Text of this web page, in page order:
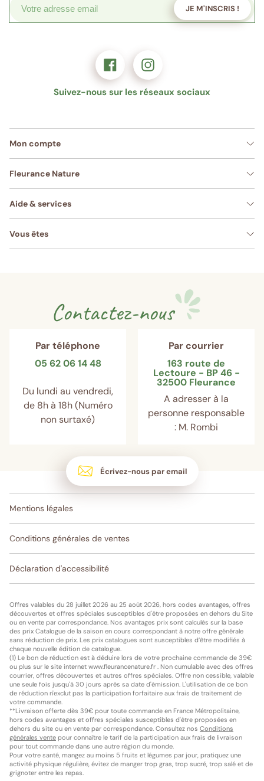
JE M'INSCRIS !
Suivez-nous sur les réseaux sociaux
Mon compte
Fleurance Nature
Aide & services
Vous êtes
Contactez-nous
Par téléphone
05 62 06 14 48
Du lundi au vendredi,
de 8h à 18h (Numéro
non surtaxé)
Par courrier
163 route de
Lectoure - BP 46 -
32500 Fleurance
A adresser à la
personne responsable
: M. Rombi
Écrivez-nous par email
Mentions légales
Conditions générales de ventes
Déclaration d'accessibilité
Offres valables du 28 juillet 2026 au 25 août 2026, hors codes avantages, offres
découvertes et offres spéciales susceptibles d'être proposées en dehors du Site
ou en vente par correspondance. Nos avantages prix sont calculés sur la base
des prix Catalogue de la saison en cours correspondant à notre offre générale
sans réduction de prix. Les prix catalogues sont susceptibles d’être modifiés à
chaque nouvelle édition de catalogue.
(1) Le bon de réduction est à déduire lors de votre prochaine commande de 39€
ou plus sur le site internet www.fleurancenature.fr . Non cumulable avec des offres
courrier, offres découvertes et autres offres spéciales. Offre non cessible, valable
une seule fois jusqu'à 30 jours après sa date d'émission. L'utilisation de ce bon
de réduction n'exclut pas la participation forfaitaire aux frais de traitement de
votre commande.
**Livraison offerte dès 39€ pour toute commande en France Métropolitaine,
hors codes avantages et offres spéciales susceptibles d'être proposées en
dehors du site ou en vente par correspondance. Consultez nos Conditions
générales vente pour connaître le tarif de la participation aux frais de livraison
pour tout commande dans une autre région du monde.
Pour votre santé, mangez au moins 5 fruits et légumes par jour, pratiquez une
activité physique régulière, évitez de manger trop gras, trop sucré, trop salé et de
grignoter entre les repas.